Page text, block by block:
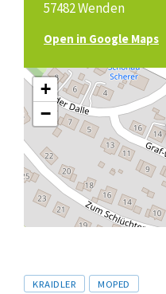
57482 Wenden
Open in Google Maps
+
−
Tags
KRAIDLER MOPED